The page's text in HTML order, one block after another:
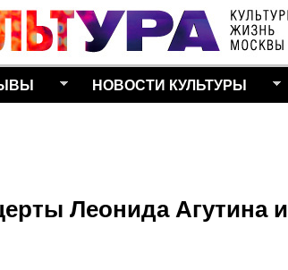
к основному
содержанию
НОВОСТИ КУЛЬТУРЫ
Леонида Агутина и